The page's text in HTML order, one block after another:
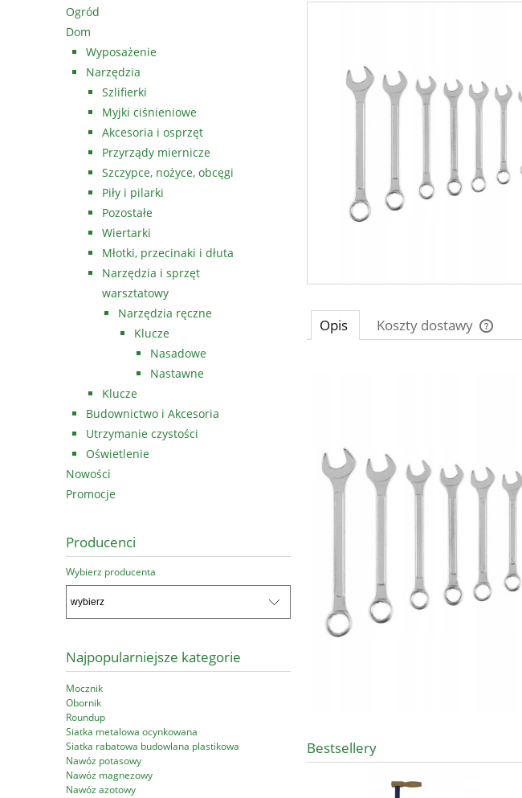
Ogród
Dom
Wyposażenie
Narzędzia
Szlifierki
Myjki ciśnieniowe
Akcesoria i osprzęt
Przyrządy miernicze
Szczypce, nożyce, obcęgi
Piły i pilarki
Pozostałe
Wiertarki
Młotki, przecinaki i dłuta
Narzędzia i sprzęt
warsztatowy
Narzędzia ręczne
Klucze
Nasadowe
Nastawne
Klucze
Budownictwo i Akcesoria
Utrzymanie czystości
Oświetlenie
Nowości
Promocje
Producenci
Wybierz producenta
Najpopularniejsze kategorie
Mocznik
Obornik
Roundup
Siatka metalowa ocynkowana
Siatka rabatowa budowlana plastikowa
Nawóz potasowy
Nawóz magnezowy
Nawóz azotowy
Opis Koszty dostawy
Bestsellery